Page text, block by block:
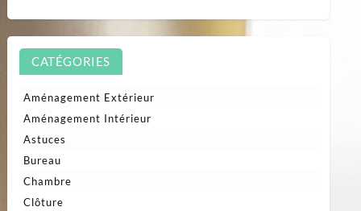
CATÉGORIES
Aménagement Extérieur
Aménagement Intérieur
Astuces
Bureau
Chambre
Clôture